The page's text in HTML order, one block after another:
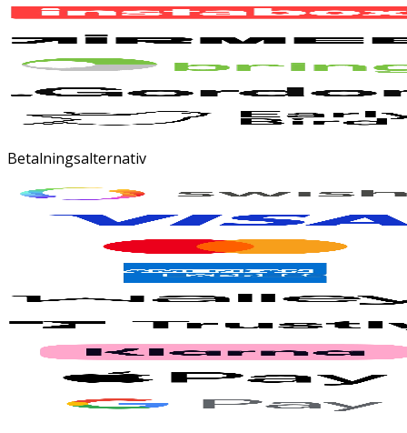
Betalningsalternativ